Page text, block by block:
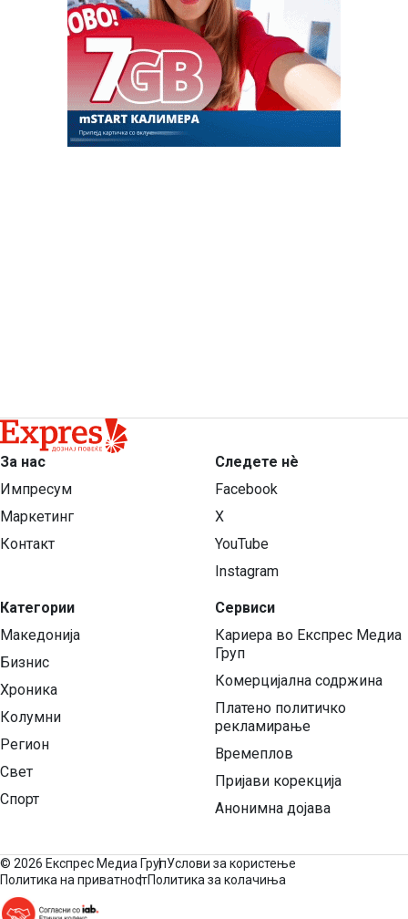
За нас
Импресум
Маркетинг
Контакт
Категории
Македонија
Бизнис
Хроника
Колумни
Регион
Свет
Спорт
Следете нѐ
Facebook
X
YouTube
Instagram
Сервиси
Кариера во Експрес Медиа
Груп
Комерцијална содржина
Платено политичко
рекламирање
Времеплов
Пријави корекција
Анонимна дојава
© 2026 Експрес Медиа ГрупУслови за користење
Политика на приватностПолитика за колачиња